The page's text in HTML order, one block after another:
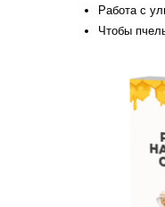
Работа с
Чтобы